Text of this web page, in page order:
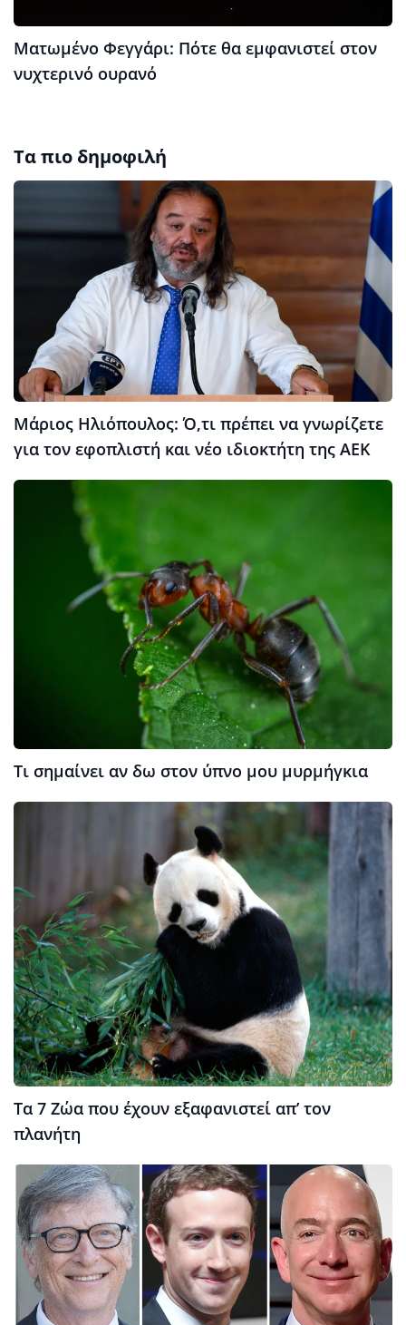
Ματωμένο Φεγγάρι: Πότε θα εμφανιστεί στον
νυχτερινό ουρανό
Τα πιο δημοφιλή
Μάριος Ηλιόπουλος: Ό,τι πρέπει να γνωρίζετε
για τον εφοπλιστή και νέο ιδιοκτήτη της ΑΕΚ
Τι σημαίνει αν δω στον ύπνο μου μυρμήγκια
Τα 7 Ζώα που έχουν εξαφανιστεί απ’ τον
πλανήτη